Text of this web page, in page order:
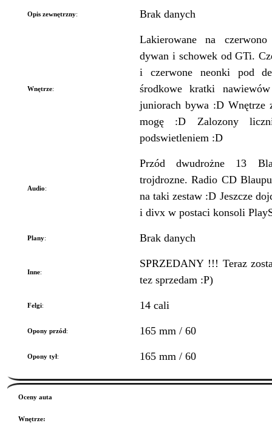
Opis zewnętrzny: Brak danych
Wnętrze:
Lakierowane na
dywan i schowek od GTi.
i czerwone neonki pod
środkowe kratki
juniorach bywa :D Wnętrze
mogę :D Zalozony
podswietleniem :D
Audio:
Przód dwudrożne 13
trojdrozne. Radio CD
na taki zestaw :D Jeszcze
i divx w postaci konsoli
Plany: Brak danych
Inne:
SPRZEDANY !!! Teraz
tez sprzedam :P)
Felgi: 14 cali
Opony przód: 165 mm / 60
Opony tył: 165 mm / 60
Oceny auta
Wnętrze: